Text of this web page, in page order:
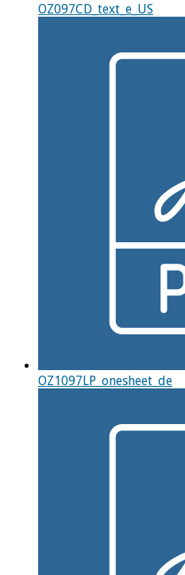
OZ097CD_text_e_US
OZ1097LP_onesheet_de